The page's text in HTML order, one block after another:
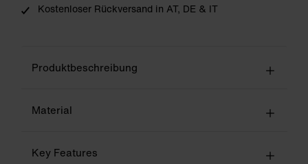
Kostenloser Rückversand in AT, DE & IT
Produktbeschreibung
Material
Key Features